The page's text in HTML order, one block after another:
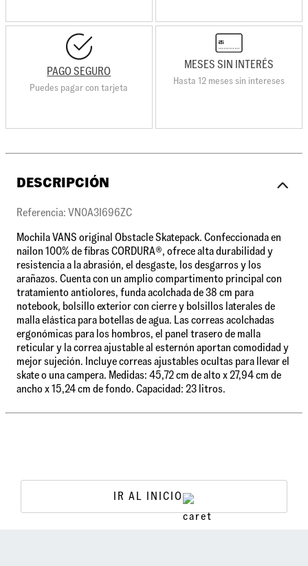
PAGO SEGURO
Puedes pagar con tarjeta
MESES SIN INTERÉS
Hasta 12 meses sin intereses
DESCRIPCIÓN
Referencia: VN0A3I696ZC
Mochila VANS original Obstacle Skatepack. Confeccionada en
nailon 100% de fibras CORDURA®, ofrece alta durabilidad y
resistencia a la abrasión, el desgaste, los desgarros y los
arañazos. Cuenta con un amplio compartimento principal con
tratamiento antiolores, funda acolchada de 38 cm para
notebook, bolsillo exterior con cierre y bolsillos laterales de
malla elástica para botellas de agua. Las correas acolchadas
ergonómicas para los hombros, el panel trasero de malla
reticular y la correa ajustable al esternón aportan comodidad y
mejor sujeción. Incluye correas ajustables ocultas para llevar el
skate o una campera. Medidas: 45,72 cm de alto x 27,94 cm de
ancho x 15,24 cm de fondo. Capacidad: 23 litros.
IR AL INICIO